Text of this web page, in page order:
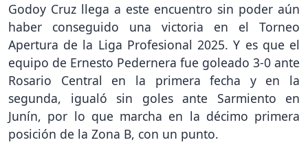
Godoy Cruz llega a este encuentro sin poder aún
haber conseguido una victoria en el Torneo
Apertura de la Liga Profesional 2025. Y es que el
equipo de Ernesto Pedernera fue goleado 3-0 ante
Rosario Central en la primera fecha y en la
segunda, igualó sin goles ante Sarmiento en
Junín, por lo que marcha en la décimo primera
posición de la Zona B, con un punto.